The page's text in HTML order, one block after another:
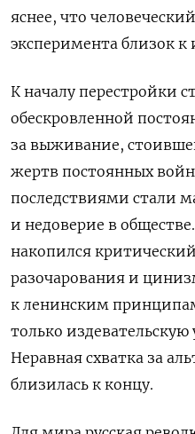
яснее, что
эксперимента близок к
К началу перестройки
обескровленной
за выживание,
жертв постоянных
последствиями стали
и недоверие в
накопился
разочарования и
к ленинским
только
Неравная схватка за
близилась к концу.